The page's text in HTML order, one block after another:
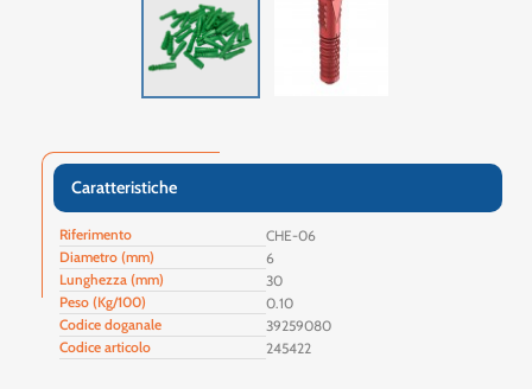
Caratteristiche
Riferimento
CHE-06
Diametro (mm)
6
Lunghezza (mm)
30
Peso (Kg/100)
0.10
Codice doganale
39259080
Codice articolo
245422